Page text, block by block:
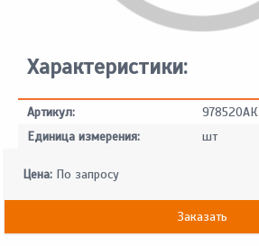
Характеристики:
Артикул:
978520АК
Единица измерения:
шт
Цена: По запросу
Заказать